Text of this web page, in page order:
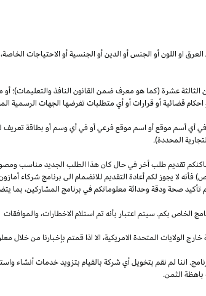
العرق او اللون أو الجنس أو الدين أو الجنسية أو الاحتياجات
عشرة (كما هو معرف ضمن القانون النافذ والتعليمات)؛ أو
احكام قضائية أو قرارات أو أي متطلبات تفرضها الجهات الرسمية
في أي أسم موقع أو اسم موقع فرعي أو في أي وسم أو بطاقة تعريف
المحددة).
تقديم طلب أخر في حال كان هذا الطلب الجديد مناسب
فأنه لا يجوز لكم أعادة التقديم للانضمام الى برنامج شركاء
تأكيد صحة ودقة وحداثة معلوماتكم في برنامج المشاركين، بما
الخاص بكم. سيتم اعتبار بأنه تم استلام الاخطارات،والموافقات
خارج الولايات المتحدة الامريكية، الا اذا قمتم بإخبارنا من خلال
اننا لم نقم بتخويل أي شركة بالقيام بتزويد خدمات أنشاء
الثمن.